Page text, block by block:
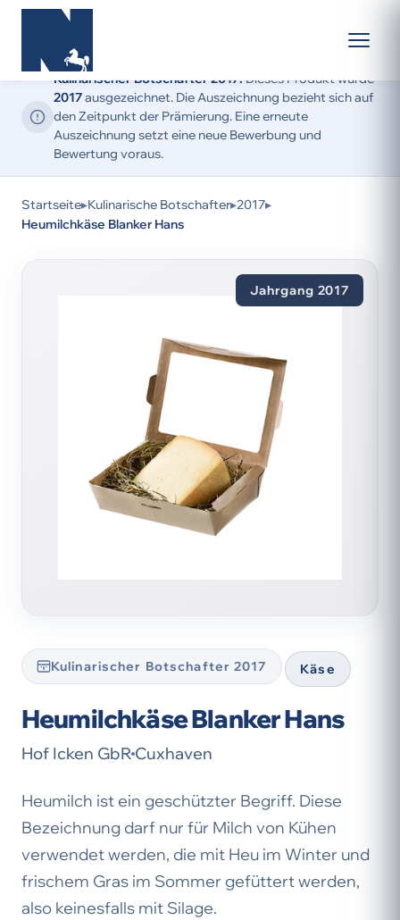
Kulinarischer Botschafter 2017:Dieses Produkt wurde
2017ausgezeichnet. Die Auszeichnung bezieht sich auf
den Zeitpunkt der Prämierung. Eine erneute
Auszeichnung setzt eine neue Bewerbung und
Bewertung voraus.
Startseite▸Kulinarische Botschafter▸2017▸
Heumilchkäse Blanker Hans
Jahrgang 2017
Kulinarischer Botschafter 2017 Käse
Heumilchkäse Blanker Hans
Hof Icken GbR Cuxhaven
Heumilch ist ein geschützter Begriff. Diese
Bezeichnung darf nur für Milch von Kühen
verwendet werden, die mit Heu im Winter und
frischem Gras im Sommer gefüttert werden,
also keinesfalls mit Silage.